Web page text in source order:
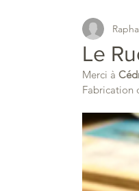
Le
Merci à
Fabrication